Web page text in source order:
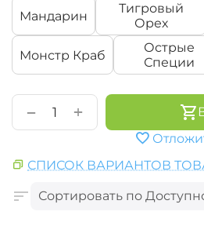
Мандарин
Тигровый
Орех
Монстр Краб
Острые
Специи
+
−
СПИСОК ВАРИАНТОВ
Сортировать по